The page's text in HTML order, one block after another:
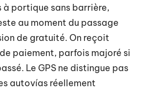
à portique sans barrière,
au moment du passage
de gratuité. On reçoit
paiement, parfois majoré si
Le GPS ne distingue pas
autovías réellement